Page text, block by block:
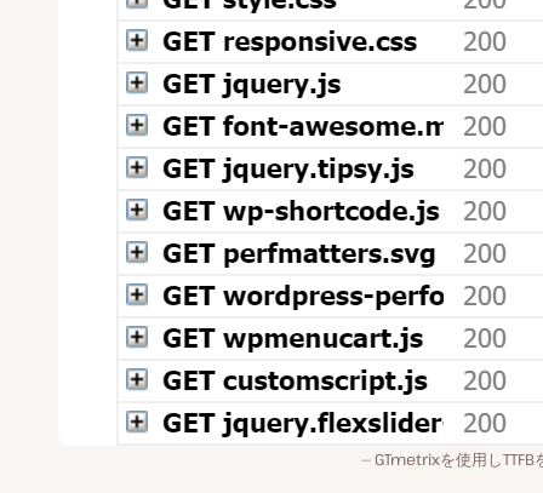
GTmetrixを使用しTTFB